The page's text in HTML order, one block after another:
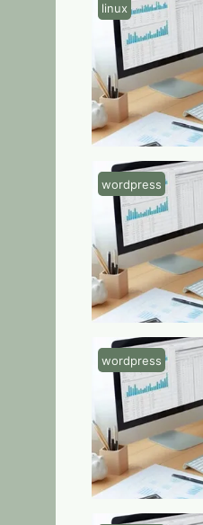
linux
wordpress
wordpress